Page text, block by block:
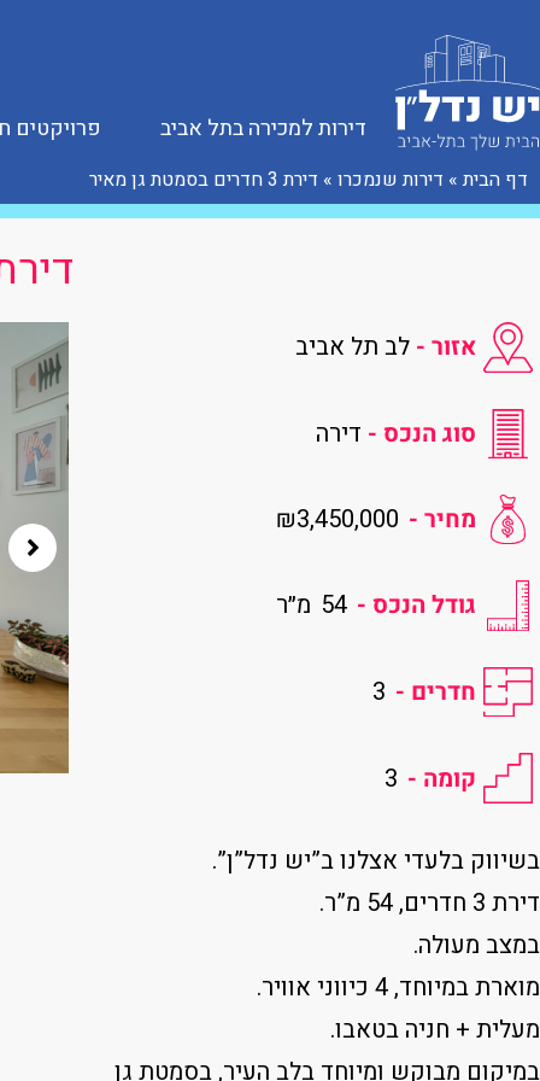
דירות למכירה בתל אביב פרויקטים
דף הבית» דירות שנמכרו » דירת 3 חדרים בסמטת גן מאיר
דירת 3 חדרים בסמטת
אזור -לב תל אביב
סוג הנכס - דירה
מחיר - ₪3,450,000
גודל הנכס - 54 מ״ר
חדרים - 3
קומה - 3
בשיווק בלעדי אצלנו ב”יש נדל”ן”.
דירת 3 חדרים, 54 מ”ר.
במצב מעולה.
מוארת במיוחד, 4 כיווני אוויר.
מעלית + חניה בטאבו.
במיקום מבוקש ומיוחד בלב העיר, בסמטת גן